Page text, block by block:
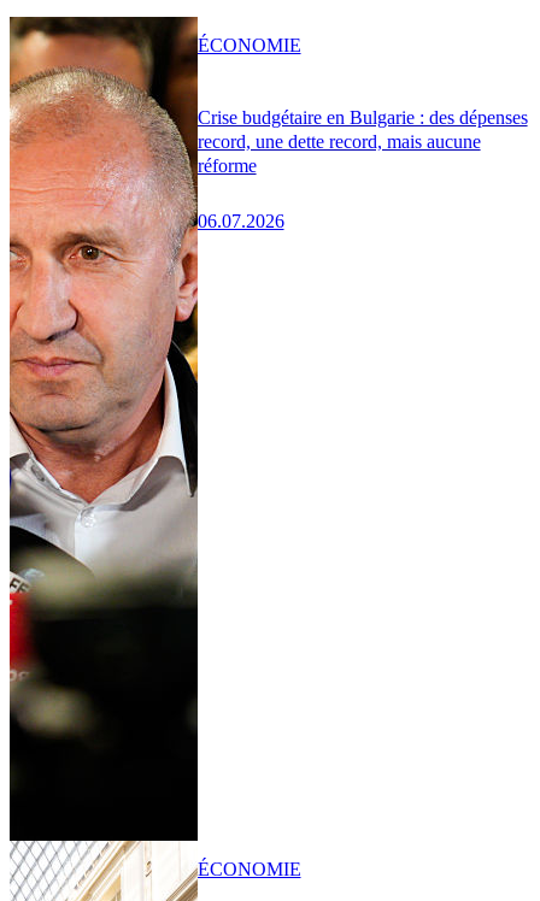
Crise budgétaire en Bulgarie : des dépenses
record, une dette record, mais aucune
réforme
06.07.2026
ÉCONOMIE
ÉCONOMIE